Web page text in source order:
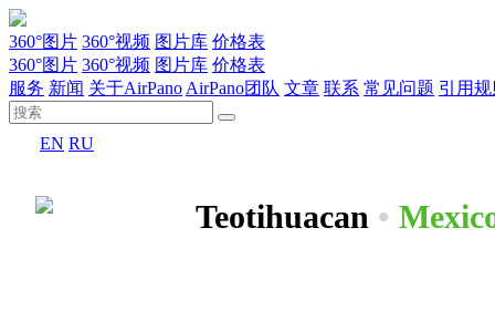
360°图片 360°视频 图片库 价格表
360°图片 360°视频 图片库 价格表
服务 新闻 关于AirPano AirPano团队 文章 联系 常见问题 引用
EN RU
Teotihuacan •